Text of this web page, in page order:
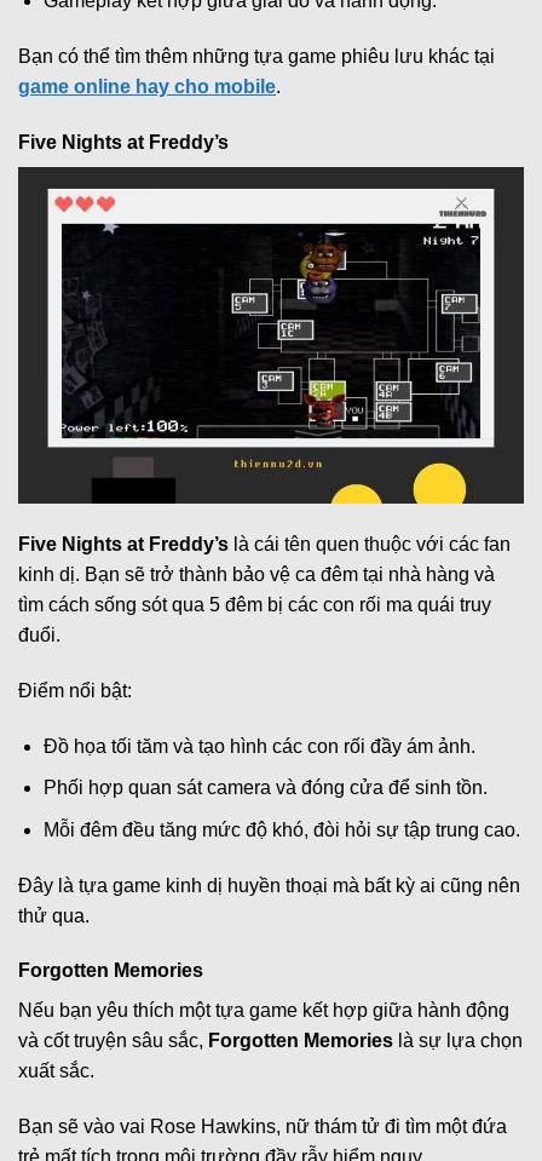
Bạn có thể tìm thêm những tựa game phiêu lưu khác tại
game online hay cho mobile.
Five Nights at Freddy’s
Five Nights at Freddy’s là cái tên quen thuộc với các fan
kinh dị. Bạn sẽ trở thành bảo vệ ca đêm tại nhà hàng và
tìm cách sống sót qua 5 đêm bị các con rối ma quái truy
đuổi.
Điểm nổi bật:
Đồ họa tối tăm và tạo hình các con rối đầy ám ảnh.
Phối hợp quan sát camera và đóng cửa để sinh tồn.
Mỗi đêm đều tăng mức độ khó, đòi hỏi sự tập trung cao.
Đây là tựa game kinh dị huyền thoại mà bất kỳ ai cũng nên
thử qua.
Forgotten Memories
Nếu bạn yêu thích một tựa game kết hợp giữa hành động
và cốt truyện sâu sắc, Forgotten Memories là sự lựa chọn
xuất sắc.
Bạn sẽ vào vai Rose Hawkins, nữ thám tử đi tìm một đứa